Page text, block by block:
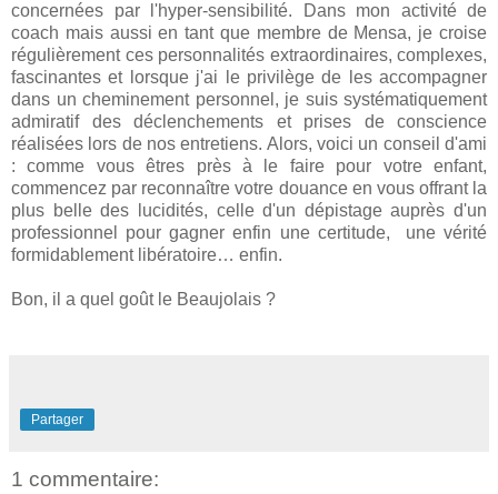
concernées par l'hyper-sensibilité. Dans mon activité de
coach mais aussi en tant que membre de Mensa, je croise
régulièrement ces personnalités extraordinaires, complexes,
fascinantes et lorsque j'ai le privilège de les accompagner
dans un cheminement personnel, je suis systématiquement
admiratif des déclenchements et prises de conscience
réalisées lors de nos entretiens. Alors, voici un conseil d'ami
: comme vous êtres près à le faire pour votre enfant,
commencez par reconnaître votre douance en vous offrant la
plus belle des lucidités, celle d'un dépistage auprès d'un
professionnel pour gagner enfin une certitude, une vérité
formidablement libératoire… enfin.
Bon, il a quel goût le Beaujolais ?
Partager
1 commentaire: